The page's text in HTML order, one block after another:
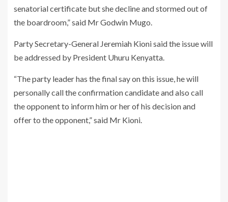
senatorial certificate but she decline and stormed out of
the boardroom,” said Mr Godwin Mugo.
Party Secretary-General Jeremiah Kioni said the issue will
be addressed by President Uhuru Kenyatta.
“The party leader has the final say on this issue, he will
personally call the confirmation candidate and also call
the opponent to inform him or her of his decision and
offer to the opponent,” said Mr Kioni.